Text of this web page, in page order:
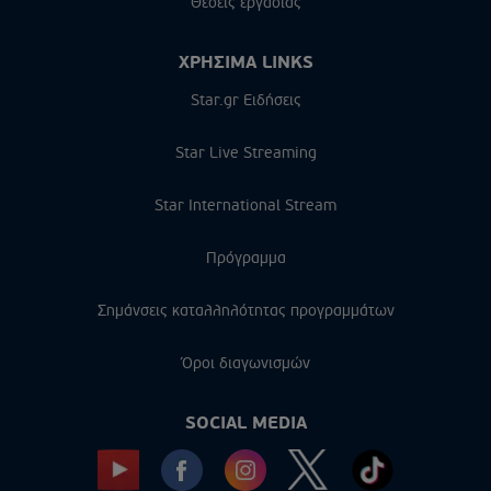
ΧΡΗΣΙΜΑ LINKS
Star.gr Ειδήσεις
Star Live Streaming
Star International Stream
Πρόγραμμα
Σημάνσεις καταλληλότητας προγραμμάτων
Όροι διαγωνισμών
SOCIAL MEDIA